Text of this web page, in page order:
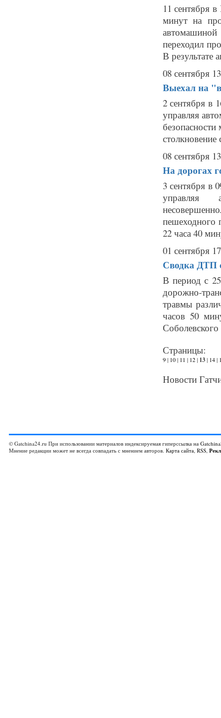
11 сентября
минут на
переходил
В результате
08 сентября
Выехал на
2 сентября в
управляя
08 сентября
На дорогах
3 сентября в
управляя
пешеходного
22 часа 40
01 сентября
Сводка ДТП
В период с
дорожно-
травмы
часов 50
Страницы:
9| 10| 11 | 12| 13| 14|
Новости
© Gatchina24.ru При использовании материалов индексируемая гиперссылка на
Мнение редакции может не всегда совпадать с мнением авторов. Карта сайта, RSS,